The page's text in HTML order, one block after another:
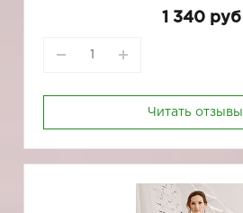
1 340 руб
Читать отзывы